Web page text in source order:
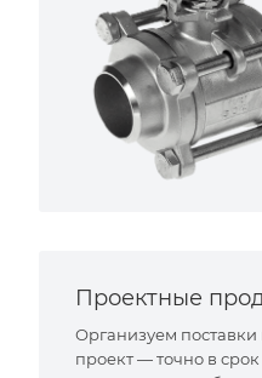
Проектные
Организуем
проект — точно в срок